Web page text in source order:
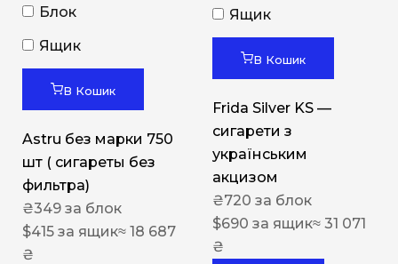
Блок
Ящик
В Кошик
Astru без марки 750
шт ( сигареты без
фильтра)
₴349 за блок
$415 за ящик≈ 18 687
₴
Ящик
В Кошик
Frida Silver KS —
сигарети з
українським
акцизом
₴720 за блок
$690 за ящик≈ 31 071
₴